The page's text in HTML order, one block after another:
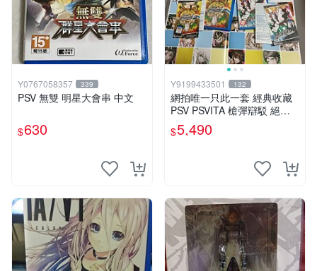
Y0767058357 339
PSV 無雙 明星大會串 中文
$630
Y9199433501 132
網拍唯一只此一套 經典收藏
PSV PSVITA 槍彈辯駁 絕望
再現雙重包 中日文合版
$5,490